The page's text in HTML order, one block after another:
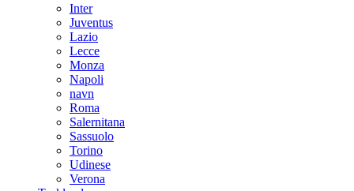
Inter
Juventus
Lazio
Lecce
Monza
Napoli
navn
Roma
Salernitana
Sassuolo
Torino
Udinese
Verona